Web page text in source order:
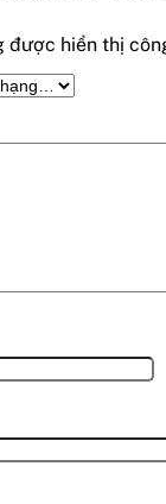
được hiển thị